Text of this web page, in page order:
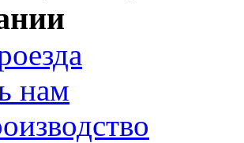
нам